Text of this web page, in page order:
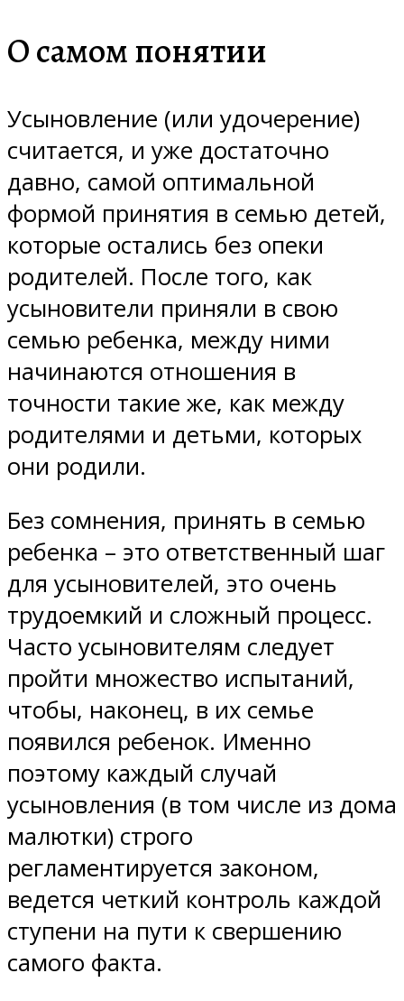
О самом понятии
Усыновление (или удочерение)
считается, и уже достаточно
давно, самой оптимальной
формой принятия в семью детей,
которые остались без опеки
родителей. После того, как
усыновители приняли в свою
семью ребенка, между ними
начинаются отношения в
точности такие же, как между
родителями и детьми, которых
они родили.
Без сомнения, принять в семью
ребенка – это ответственный шаг
для усыновителей, это очень
трудоемкий и сложный процесс.
Часто усыновителям следует
пройти множество испытаний,
чтобы, наконец, в их семье
появился ребенок. Именно
поэтому каждый случай
усыновления (в том числе из дома
малютки) строго
регламентируется законом,
ведется четкий контроль каждой
ступени на пути к свершению
самого факта.